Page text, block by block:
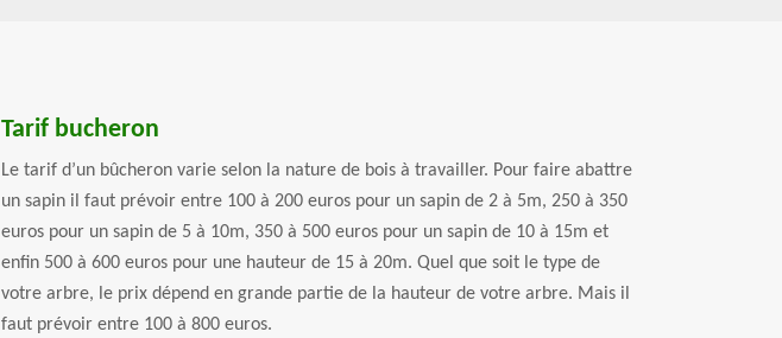
Tarif bucheron
Le tarif d’un bûcheron varie selon la nature de bois à travailler. Pour faire abattre
un sapin il faut prévoir entre 100 à 200 euros pour un sapin de 2 à 5m, 250 à 350
euros pour un sapin de 5 à 10m, 350 à 500 euros pour un sapin de 10 à 15m et
enfin 500 à 600 euros pour une hauteur de 15 à 20m. Quel que soit le type de
votre arbre, le prix dépend en grande partie de la hauteur de votre arbre. Mais il
faut prévoir entre 100 à 800 euros.